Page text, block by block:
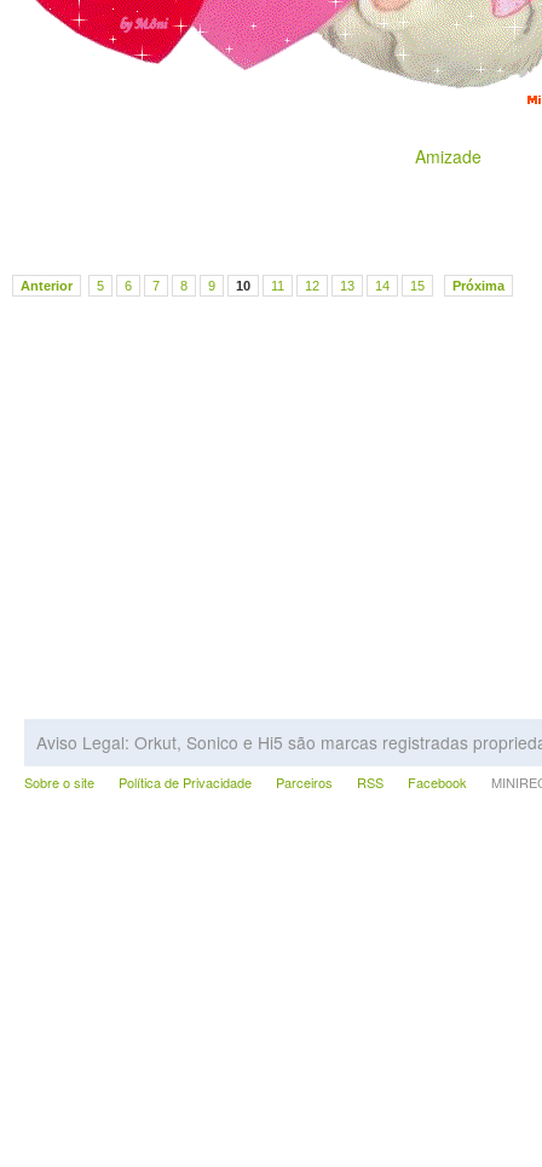
Amizade
Anterior 5 6 7 8 9 10 11 12 13 14 15 Próxima
Aviso Legal: Orkut, Sonico e Hi5 são marcas registradas
Sobre o site Política de Privacidade Parceiros RSS Facebook